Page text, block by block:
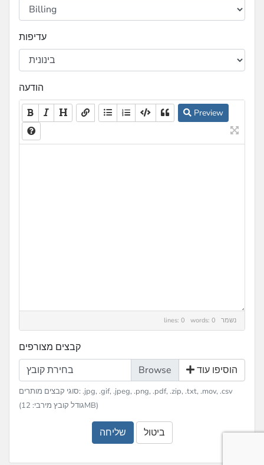
עדיפות
הודעה
Preview
lines: 0 words: 0 נשמר
קבצים מצורפים
בחירת קובץ
הוסיפו עוד
סוגי קבצים מותרים: .jpg, .gif, .jpeg, .png, .pdf, .zip, .txt, .mov, .csv
(גודל קובץ מירבי: 12MB)
שליחה ביטול